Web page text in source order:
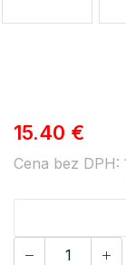
15.40 €
Cena bez DPH: